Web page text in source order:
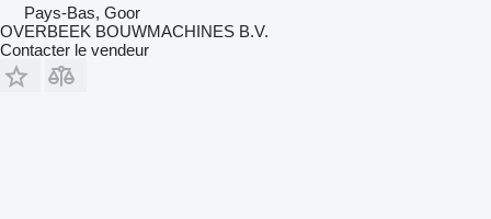
Pays-Bas, Goor
OVERBEEK BOUWMACHINES B.V.
Contacter le vendeur